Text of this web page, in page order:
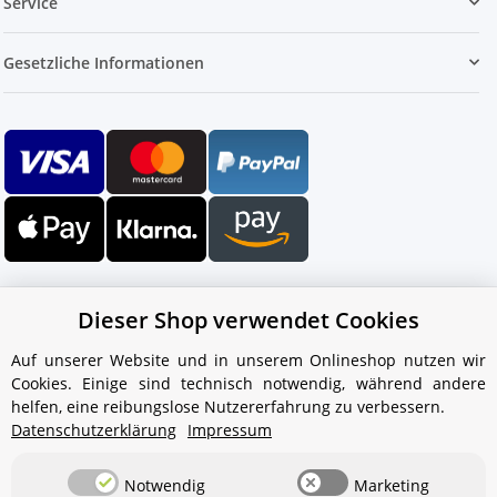
Gesetzliche Informationen
Ihr WhatsApp-Kontakt zum
Service Team
von Aquintos-Wasseraufbereitung
Dieser Shop verwendet Cookies
Auf unserer Website und in unserem Onlineshop nutzen wir
Cookies. Einige sind technisch notwendig, während andere
helfen, eine reibungslose Nutzererfahrung zu verbessern.
Datenschutzerklärung Impressum
Notwendig Marketing